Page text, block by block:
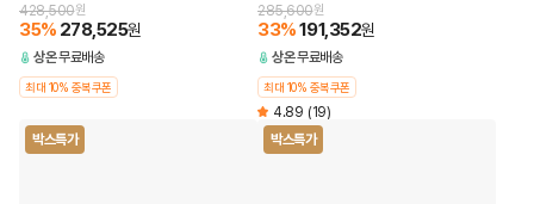
428,500원
35% 278,525원
상온무료배송
최대 10% 중복쿠폰
285,600원
33%191,352원
상온무료배송
최대 10% 중복쿠폰
4.89 (19)
박스특가
박스특가